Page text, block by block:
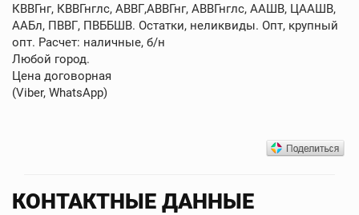
КВВГнг, КВВГнглс, АВВГ,АВВГнг, АВВГнглс, ААШВ, ЦААШВ,
ААБл, ПВВГ, ПВББШВ. Остатки, неликвиды. Опт, крупный
опт. Расчет: наличные, б/н
Любой город.
Цена договорная
(Viber, WhatsApp)
КОНТАКТНЫЕ ДАННЫЕ